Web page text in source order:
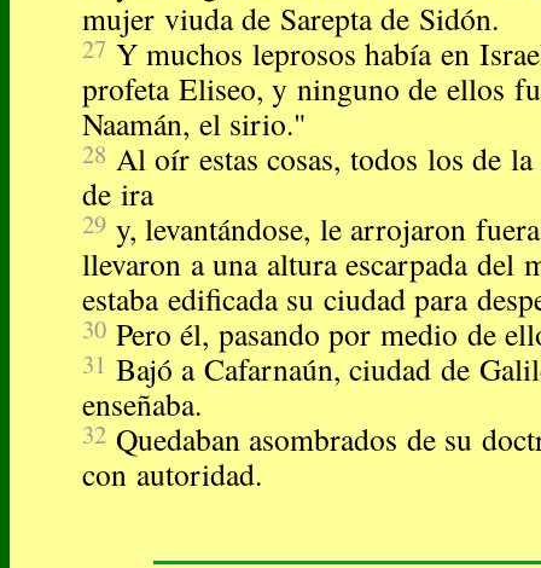
mujer viuda de Sarepta de Sidón.
27 Y muchos leprosos había en
profeta Eliseo, y ninguno de ellos
Naamán, el sirio."
28 Al oír estas cosas, todos los de
de ira
29 y, levantándose, le arrojaron
llevaron a una altura escarpada del
estaba edificada su ciudad para
30 Pero él, pasando por medio de
31 Bajó a Cafarnaún, ciudad de
enseñaba.
32 Quedaban asombrados de su
con autoridad.